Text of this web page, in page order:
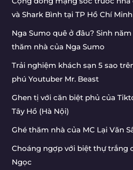
và Shark Bình tại TP Hồ Chí Minh
Nga Sumo quê ở đâu? Sinh
thăm nhà của Nga Sumo
Trải nghiệm khách sạn 5 sao
phú Youtuber Mr. Beast
Ghen tị với căn biệt phủ của
Tây Hồ (Hà Nội)
Ghé thăm nhà của MC Lại Văn
Choáng ngợp với biệt thự trắng
Ngọc